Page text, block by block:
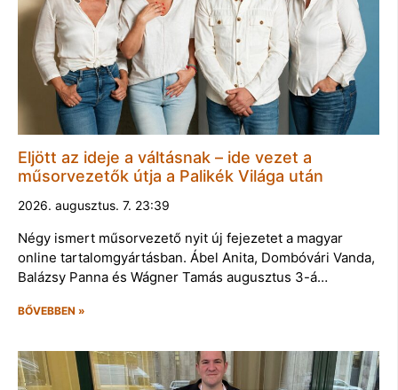
Eljött az ideje a váltásnak – ide vezet a
műsorvezetők útja a Palikék Világa után
2026. augusztus. 7. 23:39
Négy ismert műsorvezető nyit új fejezetet a magyar
online tartalomgyártásban. Ábel Anita, Dombóvári Vanda,
Balázsy Panna és Wágner Tamás augusztus 3-á…
BŐVEBBEN »